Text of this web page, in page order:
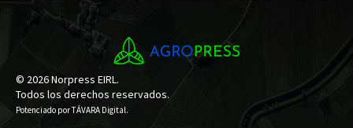
© 2026 Norpress EIRL.
Todos los derechos reservados.
Potenciado porTÁVARA Digital.